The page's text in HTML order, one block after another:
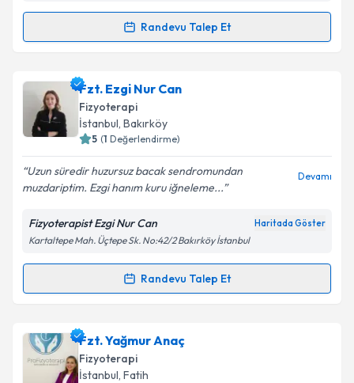
kapsamda işlenmesini kabul ediyorum.
Randevu Talep Et
Randevu Takvimi Talebi
Fzt. Zafer Aksunguriçin randevu takvimi talebi
oluşturun. Size bu uzmandan randevu almanız için bir
takvim hazırlandığında e-posta ile bilgilendireceğiz.
Kişisel verilerimin işlenmesine ilişkin
Aydınlatma
Metni'ni okudum ve kişisel verilerimin belirtilen
kapsamda işlenmesini kabul ediyorum.
Fzt. Ezgi Nur Can
Fizyoterapi
İstanbul, Bakırköy
5 (1 Değerlendirme)
Uzun süredir huzursuz bacak sendromundan
muzdariptim. Ezgi hanım kuru iğneleme...
Devamı
Fizyoterapist Ezgi Nur Can Haritada Göster
Kartaltepe Mah. Üçtepe Sk. No:42/2 Bakırköy İstanbul
Randevu Talep Et
Randevu Takvimi Talebi
Fzt. Ezgi Nur Caniçin randevu takvimi talebi
oluşturun. Size bu uzmandan randevu almanız için bir
takvim hazırlandığında e-posta ile bilgilendireceğiz.
Fzt. Yağmur Anaç
Fizyoterapi
İstanbul, Fatih